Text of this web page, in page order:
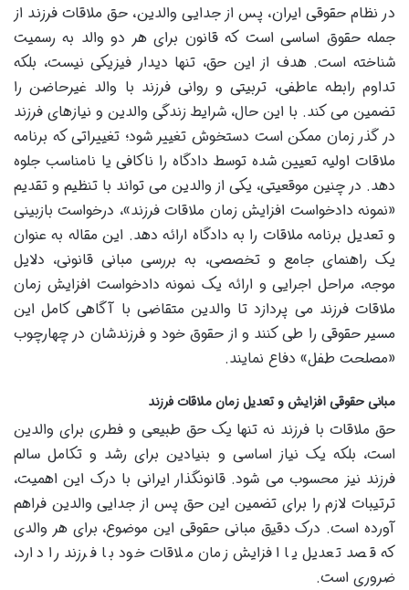
در نظام حقوقی ایران، پس از جدایی والدین، حق ملاقات فرزند از
جمله حقوق اساسی است که قانون برای هر دو والد به رسمیت
شناخته است. هدف از این حق، تنها دیدار فیزیکی نیست، بلکه
تداوم رابطه عاطفی، تربیتی و روانی فرزند با والد غیرحاضن را
تضمین می کند. با این حال، شرایط زندگی والدین و نیازهای فرزند
در گذر زمان ممکن است دستخوش تغییر شود؛ تغییراتی که برنامه
ملاقات اولیه تعیین شده توسط دادگاه را ناکافی یا نامناسب جلوه
دهد. در چنین موقعیتی، یکی از والدین می تواند با تنظیم و تقدیم
«نمونه دادخواست افزایش زمان ملاقات فرزند»، درخواست بازبینی
و تعدیل برنامه ملاقات را به دادگاه ارائه دهد. این مقاله به عنوان
یک راهنمای جامع و تخصصی، به بررسی مبانی قانونی، دلایل
موجه، مراحل اجرایی و ارائه یک نمونه دادخواست افزایش زمان
ملاقات فرزند می پردازد تا والدین متقاضی با آگاهی کامل این
مسیر حقوقی را طی کنند و از حقوق خود و فرزندشان در چهارچوب
«مصلحت طفل» دفاع نمایند.
مبانی حقوقی افزایش و تعدیل زمان ملاقات فرزند
حق ملاقات با فرزند نه تنها یک حق طبیعی و فطری برای والدین
است، بلکه یک نیاز اساسی و بنیادین برای رشد و تکامل سالم
فرزند نیز محسوب می شود. قانونگذار ایرانی با درک این اهمیت،
ترتیبات لازم را برای تضمین این حق پس از جدایی والدین فراهم
آورده است. درک دقیق مبانی حقوقی این موضوع، برای هر والدی
که قصد تعدیل یا افزایش زمان ملاقات خود با فرزند را دارد،
ضروری است.